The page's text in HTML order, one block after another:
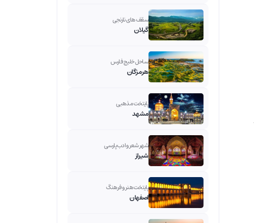
سقف های نارنجی
گیلان
ساحل خلیج فارس
هرمزگان
پایتخت مذهبی
مشهد
شهر شعر و ادب پارسی
شیراز
پایتخت هنر و فرهنگ
اصفهان